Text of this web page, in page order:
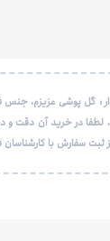
: گل پوشی عزیزم، جنس
لطفا در خرید آن دقت و
ثبت سفارش با